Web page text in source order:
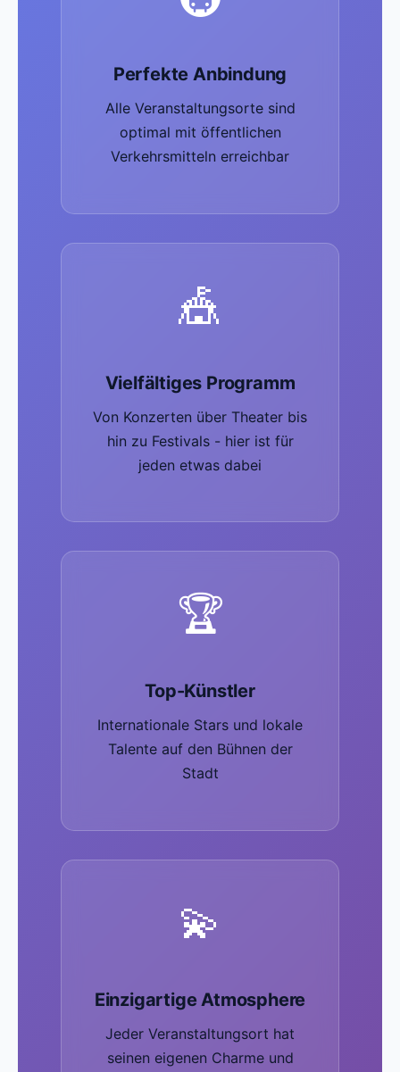
Perfekte Anbindung
Alle Veranstaltungsorte sind
optimal mit öffentlichen
Verkehrsmitteln erreichbar
🎪
Vielfältiges Programm
Von Konzerten über Theater bis
hin zu Festivals - hier ist für
jeden etwas dabei
🏆
Top-Künstler
Internationale Stars und lokale
Talente auf den Bühnen der
Stadt
💫
Einzigartige Atmosphere
Jeder Veranstaltungsort hat
seinen eigenen Charme und